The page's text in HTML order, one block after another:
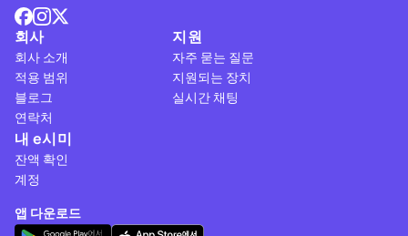
회사
회사 소개
적용 범위
블로그
연락처
지원
자주 묻는 질문
지원되는 장치
실시간 채팅
내 e시미
잔액 확인
계정
앱 다운로드